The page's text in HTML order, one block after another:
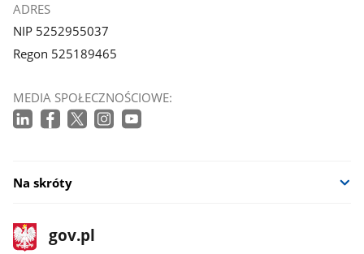
ADRES
NIP 5252955037
Regon 525189465
MEDIA SPOŁECZNOŚCIOWE:
Na skróty
stopka
gov.pl
Strona
gov.pl